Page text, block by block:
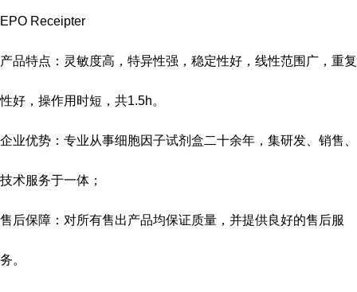
EPO Receipter
产品特点：灵敏度高，特异性强，稳定性好，线性范围广，重复
性好，操作用时短，共1.5h。
企业优势：专业从事细胞因子试剂盒二十余年，集研发、销售、
技术服务于一体；
售后保障：对所有售出产品均保证质量，并提供良好的售后服
务。